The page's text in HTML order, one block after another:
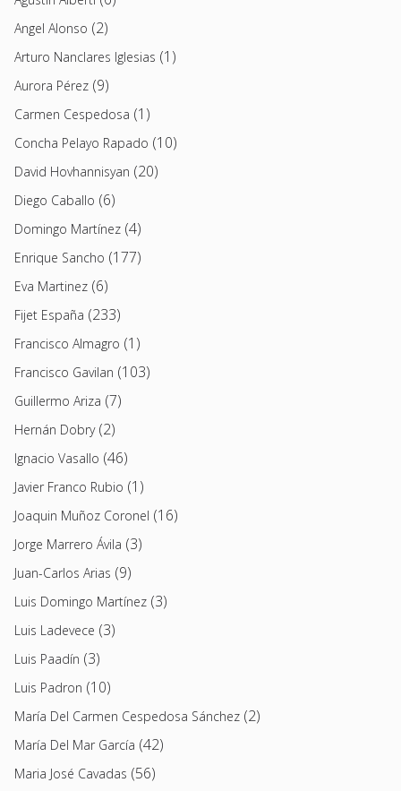
Angel Alonso (2)
Arturo Nanclares Iglesias (1)
Aurora Pérez (9)
Carmen Cespedosa (1)
Concha Pelayo Rapado (10)
David Hovhannisyan (20)
Diego Caballo (6)
Domingo Martínez (4)
Enrique Sancho (177)
Eva Martinez (6)
Fijet España (233)
Francisco Almagro (1)
Francisco Gavilan (103)
Guillermo Ariza (7)
Hernán Dobry(2)
Ignacio Vasallo (46)
Javier Franco Rubio (1)
Joaquin Muñoz Coronel (16)
Jorge Marrero Ávila (3)
Juan-Carlos Arias (9)
Luis Domingo Martínez (3)
Luis Ladevece (3)
Luis Paadín (3)
Luis Padron (10)
María Del Carmen Cespedosa Sánchez (2)
María Del Mar García (42)
Maria José Cavadas (56)